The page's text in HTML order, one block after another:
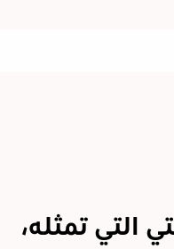
التي تمثله،